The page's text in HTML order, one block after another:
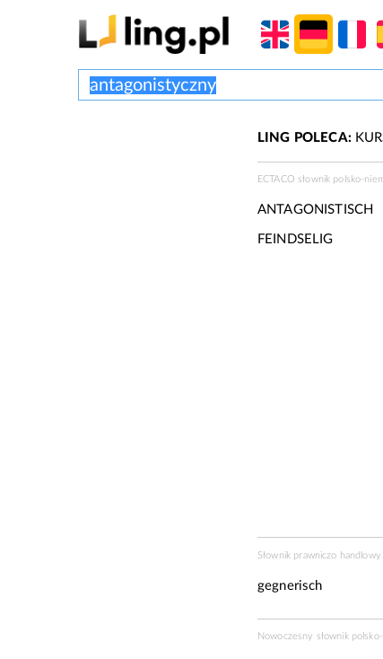
LING POLECA:
ECTACO słownik polsko-
ANTAGONISTISCH
FEINDSELIG
Słownik prawniczo
gegnerisch
Nowoczesny słownik